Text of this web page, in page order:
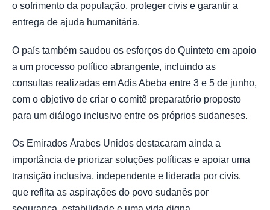
o sofrimento da população, proteger civis e garantir a
entrega de ajuda humanitária.
O país também saudou os esforços do Quinteto em apoio
a um processo político abrangente, incluindo as
consultas realizadas em Adis Abeba entre 3 e 5 de junho,
com o objetivo de criar o comitê preparatório proposto
para um diálogo inclusivo entre os próprios sudaneses.
Os Emirados Árabes Unidos destacaram ainda a
importância de priorizar soluções políticas e apoiar uma
transição inclusiva, independente e liderada por civis,
que reflita as aspirações do povo sudanês por